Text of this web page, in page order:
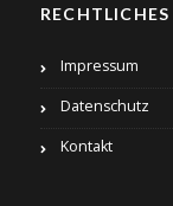
RECHTLICHES
Impressum
Datenschutz
Kontakt